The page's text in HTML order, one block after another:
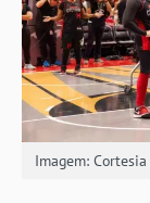
Imagem: